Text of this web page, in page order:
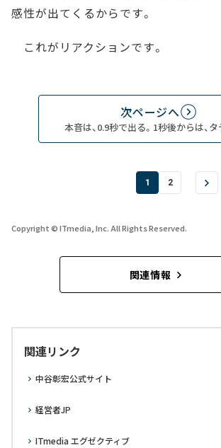
感性が出てくるからです。
これがリアクションです。
次ページへ
本音は、0.9秒で出る。1秒後からは、タ
1 2
Copyright © ITmedia, Inc. All Rights Reserved.
関連情報
関連リンク
中谷彰宏公式サイト
経営者JP
ITmedia エグゼクティブ